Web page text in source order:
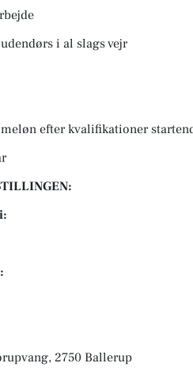
i al slags vejr
efter kvalifikationer
2750 Ballerup